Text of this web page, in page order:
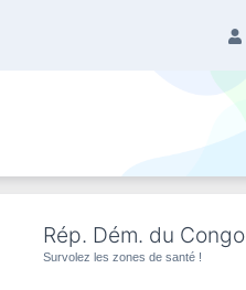
Rép. Dém. du Congo
Survolez les zones de santé !